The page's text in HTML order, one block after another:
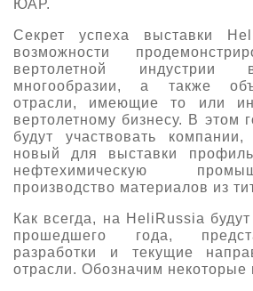
ЮАР.
Секрет успеха выставки
возможности
вертолетной
многообразии, а также
отрасли, имеющие то или
вертолетному бизнесу. В этом
будут участвовать
новый для выставки
нефтехимическую
производство материалов из
Как всегда, на HeliRussia
прошедшего года,
разработки и текущие
отрасли. Обозначим некоторые